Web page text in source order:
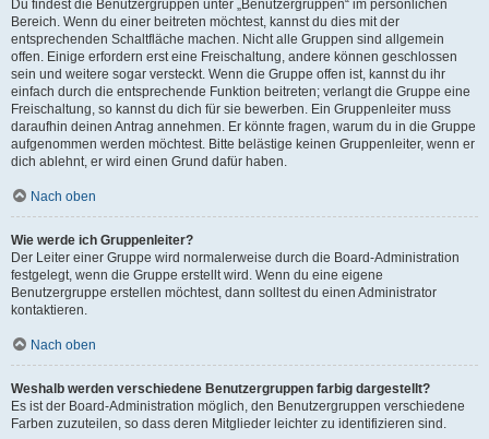
Du findest die Benutzergruppen unter „Benutzergruppen“ im persönlichen
Bereich. Wenn du einer beitreten möchtest, kannst du dies mit der
entsprechenden Schaltfläche machen. Nicht alle Gruppen sind allgemein
offen. Einige erfordern erst eine Freischaltung, andere können geschlossen
sein und weitere sogar versteckt. Wenn die Gruppe offen ist, kannst du ihr
einfach durch die entsprechende Funktion beitreten; verlangt die Gruppe eine
Freischaltung, so kannst du dich für sie bewerben. Ein Gruppenleiter muss
daraufhin deinen Antrag annehmen. Er könnte fragen, warum du in die Gruppe
aufgenommen werden möchtest. Bitte belästige keinen Gruppenleiter, wenn er
dich ablehnt, er wird einen Grund dafür haben.
Nach oben
Wie werde ich Gruppenleiter?
Der Leiter einer Gruppe wird normalerweise durch die Board-Administration
festgelegt, wenn die Gruppe erstellt wird. Wenn du eine eigene
Benutzergruppe erstellen möchtest, dann solltest du einen Administrator
kontaktieren.
Nach oben
Weshalb werden verschiedene Benutzergruppen farbig dargestellt?
Es ist der Board-Administration möglich, den Benutzergruppen verschiedene
Farben zuzuteilen, so dass deren Mitglieder leichter zu identifizieren sind.